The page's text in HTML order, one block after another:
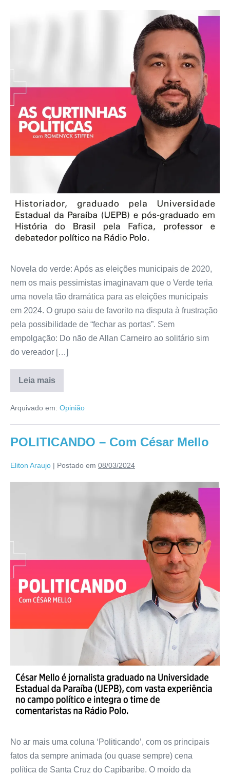
Novela do verde: Após as eleições municipais de 2020,
nem os mais pessimistas imaginavam que o Verde teria
uma novela tão dramática para as eleições municipais
em 2024. O grupo saiu de favorito na disputa à frustração
pela possibilidade de “fechar as portas”. Sem
empolgação: Do não de Allan Carneiro ao solitário sim
do vereador […]
Leia mais
Arquivado em: Opinião
POLITICANDO – Com César Mello
Eliton Araujo | Postado em 08/03/2024
No ar mais uma coluna ‘Politicando’, com os principais
fatos da sempre animada (ou quase sempre) cena
política de Santa Cruz do Capibaribe. O moído da